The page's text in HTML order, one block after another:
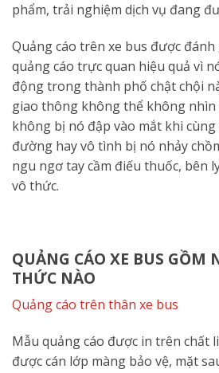
phẩm, trải nghiệm dịch vụ đang
Quảng cáo trên xe bus được
quảng cáo trực quan hiệu quả vì
động trong thành phố chật chội
giao thông không thể không nhìn
không bị nó đập vào mắt khi
đường hay vô tình bị nó nhảy
ngu ngơ tay cầm điếu thuốc, bên
vô thức.
QUẢNG CÁO XE BUS GỒM
THỨC NÀO
Quảng cáo trên thân xe bus
Mẫu quảng cáo được in trên chất
được cán lớp màng bảo vệ, mặt